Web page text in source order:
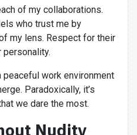
of my collaborations.
who trust me by
my lens. Respect for their
personality.
work environment
Paradoxically, it’s
we dare the most.
Nudity